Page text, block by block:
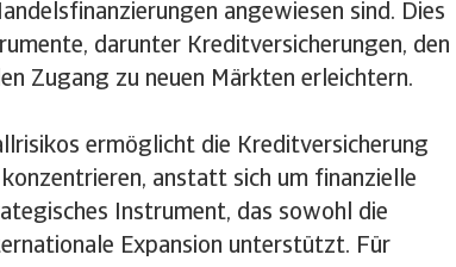
angewiesen sind. Dies
darunter Kreditversicherungen, den
Zugang zu neuen Märkten erleichtern.
ermöglicht die Kreditversicherung
anstatt sich um finanzielle
Instrument, das sowohl die
Expansion unterstützt. Für